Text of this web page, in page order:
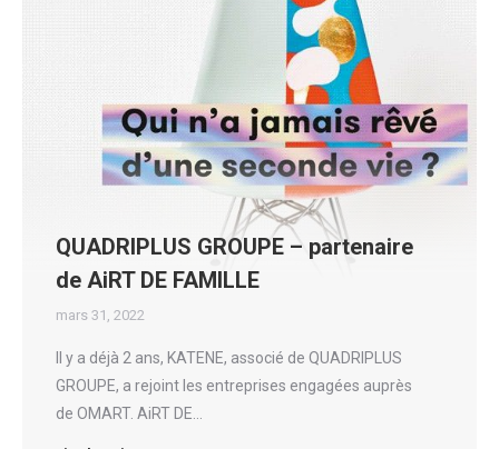
QUADRIPLUS GROUPE – partenaire
de AiRT DE FAMILLE
mars 31, 2022
Il y a déjà 2 ans, KATENE, associé de QUADRIPLUS
GROUPE, a rejoint les entreprises engagées auprès
de OMART. AiRT DE…